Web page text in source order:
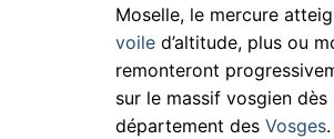
Moselle, le mercure
voile d’altitude, plus ou
remonteront
sur le massif vosgien dès
département des Vosges